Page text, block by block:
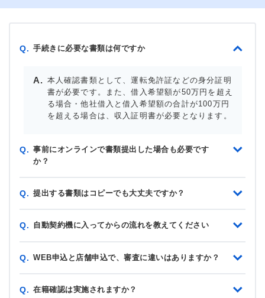
Q. 手続きに必要な書類は何ですか
本人確認書類として、運転免許証などの身分証明
書が必要です。また、借入希望額が50万円を超え
る場合・他社借入と借入希望額の合計が100万円
を超える場合は、収入証明書が必要となります。
Q. 事前にオンラインで書類提出した場合も必要です
か？
Q. 提出する書類はコピーでも大丈夫ですか？
Q. 自動契約機に入ってからの流れを教えてください
Q. WEB申込と店舗申込で、審査に違いはありますか？
Q. 在籍確認は実施されますか？